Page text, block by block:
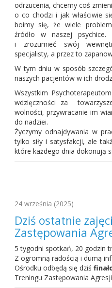
odrzucenia, chcemy coś
o co chodzi i jak właściwie
boimy się, że wiele
źródło w naszej
i zrozumieć swój
specjalisty, a przez to
W tym dniu w sposób
naszych pacjentów w ich
Wszystkim
wdzięczności za
wolności, przywracanie im
do nadziei.
Życzymy odnajdywania w
tylko siły i satysfakcji, ale
które każdego dnia dokonują
24 września (2025)
Dziś ostatnie
Zastępowania
5 tygodni spotkań, 20 godzin
Z ogromną radością i dumą
Ośrodku odbędą się dziś
Treningu Zastępowania